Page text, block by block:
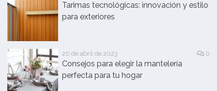
Tarimas tecnológicas: innovación y estilo
para exteriores
20 de abril de 2023 0
Consejos para elegir la mantelería
perfecta para tu hogar